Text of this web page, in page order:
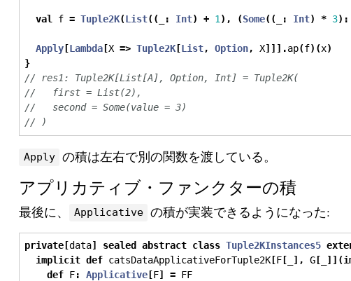
val f = Tuple2K(List(( : Int) + 1), (Some(( : Int) * 3):
Apply [Lambda [X => Tuple2K[List, Option, X]]].ap(f)(x)
}
// res1: Tuple2K[List[A], Option, Int] = Tuple2K(
//   first = List(2),
//   second = Some(value = 3)
// )
Apply の積は左右で別の関数を渡している。
アプリカティブ・ファンクターの積
最後に、 Applicative の積が実装できるようになった:
private[data] sealed abstract class Tuple2KInstances5
implicit def catsDataApplicativeForTuple2K[F[ ], G[ ]](
def F: Applicative[F] = FF